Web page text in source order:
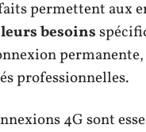
permettent aux
besoins
professionnelles.
4G sont